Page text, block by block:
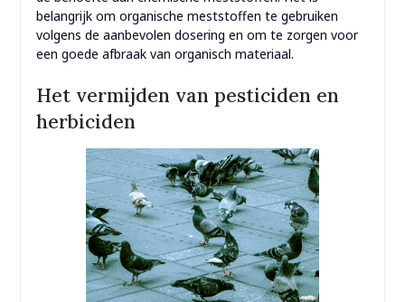
belangrijk om organische meststoffen te gebruiken
volgens de aanbevolen dosering en om te zorgen voor
een goede afbraak van organisch materiaal.
Het vermijden van pesticiden en
herbiciden